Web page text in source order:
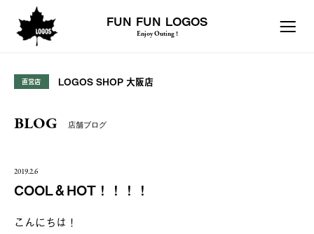
FUN FUN LOGOS
Enjoy Outing !
直営店 LOGOS SHOP 大阪店
BLOG 店舗ブログ
2019.2.6
COOL＆HOT！！！！
こんにちは！